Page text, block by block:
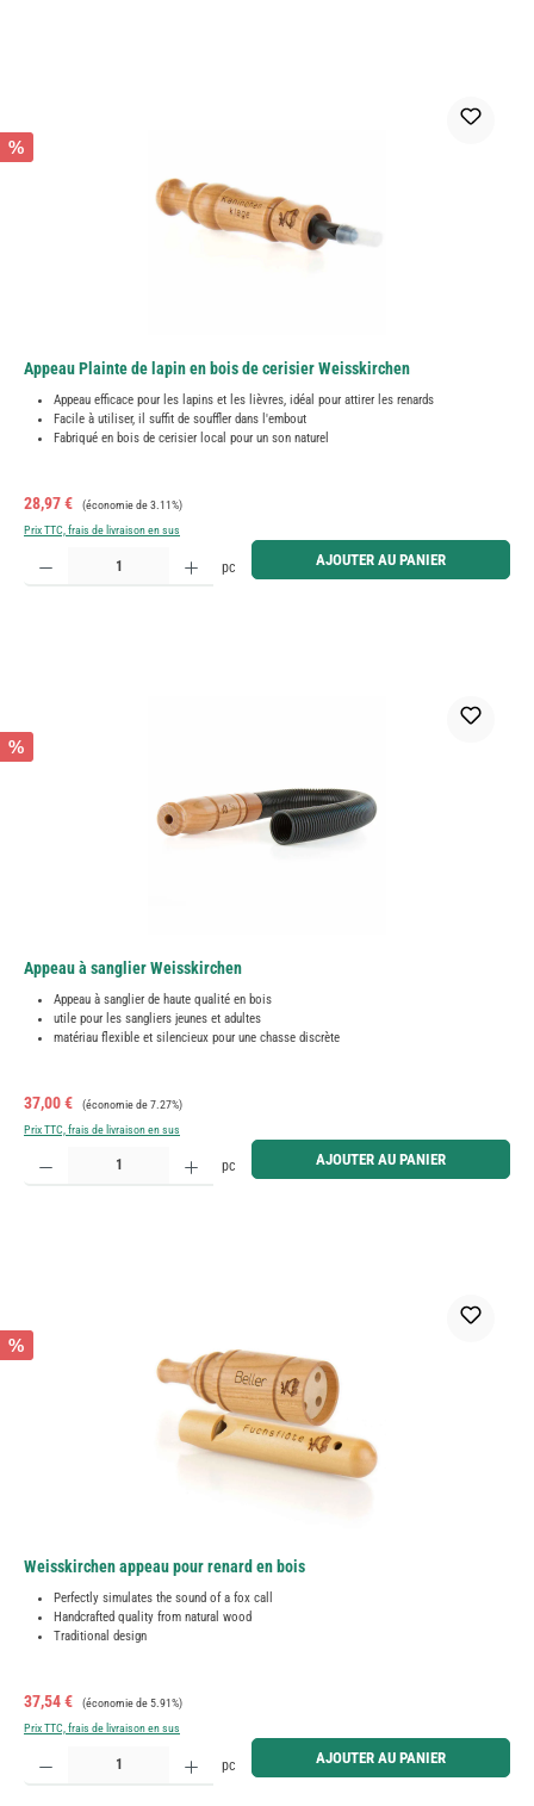
%
Appeau Plainte de lapin en bois de cerisier Weisskirchen
Appeau efficace pour les lapins et les lièvres, idéal pour attirer les renards
Facile à utiliser, il suffit de souffler dans l'embout
Fabriqué en bois de cerisier local pour un son naturel
Prix de vente :
28,97 € Prix régulier :
(économie de 3.11%)
Prix TTC, frais de livraison en sus
Quantité de produit : Entrez la quantité souhaitée ou utilisez les boutons pour augmenter ou
pc AJOUTER AU PANIER
%
Appeau à sanglier Weisskirchen
Appeau à sanglier de haute qualité en bois
utile pour les sangliers jeunes et adultes
matériau flexible et silencieux pour une chasse discrète
Prix de vente :
37,00 € Prix régulier :
(économie de 7.27%)
Prix TTC, frais de livraison en sus
Quantité de produit : Entrez la quantité souhaitée ou utilisez les boutons pour augmenter ou
pc AJOUTER AU PANIER
%
Weisskirchen appeau pour renard en bois
Perfectly simulates the sound of a fox call
Handcrafted quality from natural wood
Traditional design
Prix de vente :
37,54 € Prix régulier :
(économie de 5.91%)
Prix TTC, frais de livraison en sus
Quantité de produit : Entrez la quantité souhaitée ou utilisez les boutons pour augmenter ou
pc AJOUTER AU PANIER